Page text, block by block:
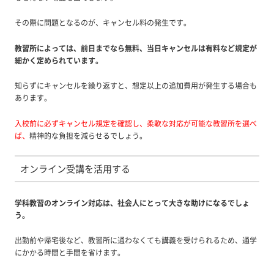
その際に問題となるのが、キャンセル料の発生です。
教習所によっては、前日までなら無料、当日キャンセルは有料など規定が
細かく定められています。
知らずにキャンセルを繰り返すと、想定以上の追加費用が発生する場合も
あります。
入校前に必ずキャンセル規定を確認し、柔軟な対応が可能な教習所を選べ
ば、 精神的な負担を減らせるでしょう。
オンライン受講を活用する
学科教習のオンライン対応は、社会人にとって大きな助けになるでしょ
う。
出勤前や帰宅後など、教習所に通わなくても講義を受けられるため、通学
にかかる時間と手間を省けます。